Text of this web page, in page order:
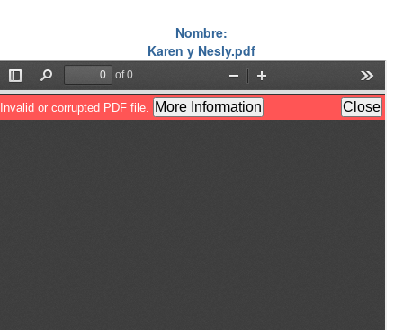
Nombre:
Karen y Nesly.pdf